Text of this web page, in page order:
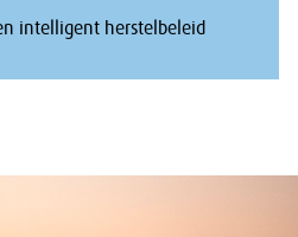
intelligent herstelbeleid